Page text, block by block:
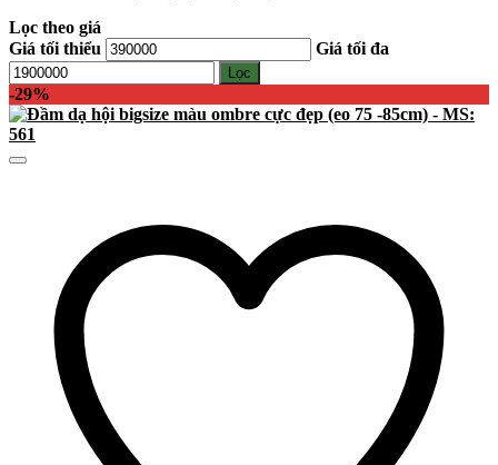
Lọc theo giá
Giá tối thiểu
Giá tối đa
Lọc
-29%